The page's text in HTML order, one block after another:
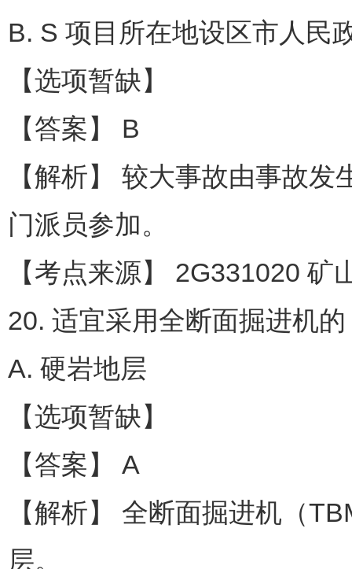
B. S 项目所在地设区市人民
【选项暂缺】
【答案】 B
【解析】 较大事故由事故
门派员参加。
【考点来源】 2G331020
20. 适宜采用全断面掘进机
A. 硬岩地层
【选项暂缺】
【答案】 A
【解析】 全断面掘进机（
层。